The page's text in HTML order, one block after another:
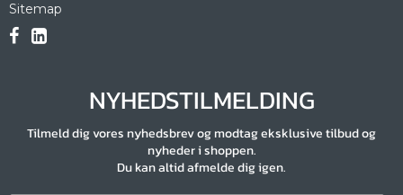
Sitemap
NYHEDSTILMELDING
Tilmeld dig vores nyhedsbrev og modtag eksklusive tilbud og
nyheder i shoppen.
Du kan altid afmelde dig igen.